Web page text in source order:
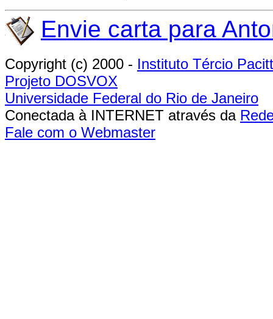
Envie carta para
Copyright (c) 2000 - Instituto Tércio
Projeto DOSVOX
Universidade Federal do Rio de Janeiro
Conectada à INTERNET através da
Fale com o Webmaster